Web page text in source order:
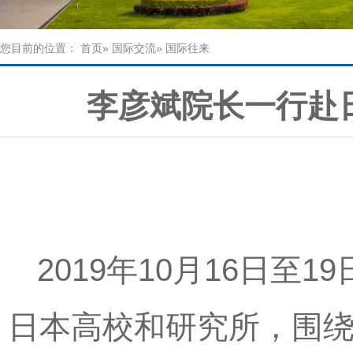
您目前的位置： 首页» 国际交流» 国际往来
李彦斌院长一行赴
2019年10月16日至19
日本高校和研究所，围